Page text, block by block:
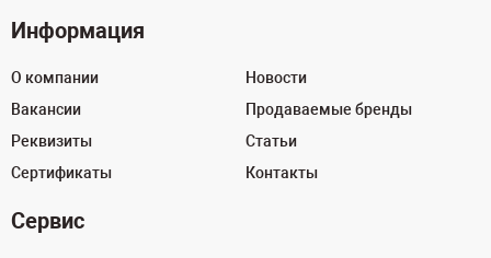
Информация
О компании
Вакансии
Реквизиты
Сертификаты
Новости
Продаваемые бренды
Статьи
Контакты
Сервис